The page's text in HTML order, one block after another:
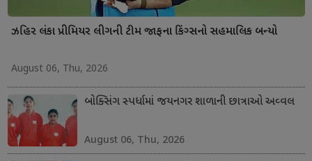
ઝહિર લંકા પ્રીમિયર લીગની ટીમ જાફના કિંગ્સનો સહમાલિક બન્યો
August 06, Thu, 2026
બોક્સિંગ સ્પર્ધામાં જયનગર શાળાની છાત્રાઓ અવ્વલ
August 06, Thu, 2026